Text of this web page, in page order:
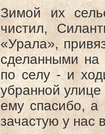
Зимой их
чистил,
«Урала»,
сделанными на
по селу - и
убранной
ему спасибо, а
зачастую у нас